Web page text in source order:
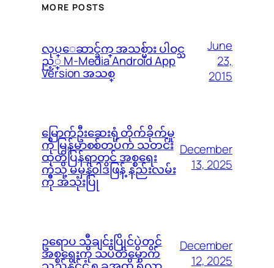
MORE POSTS
လုပ္ေဆာင္ခ်က္ အသစ္မ်ား ပါဝင္သ
ည့္ M-Media Android App
Version အသစ္
June
23,
2015
မြောက်ဦးဆေးရုံ တိုက်ခိုက်မှု
ကို မြန်မာစစ်တပ်က သတင်း
ထုတ်ပြန်ရာတွင် အစ္စရေး
ကဲ့သို့ မမှန်၀ါဒဖြန့် နည်းလမ်း
ကို အသုံးပြု
December
13, 2025
ဥရောပ သီချင်းပြိုင်ပွဲတွင်
အစ္စရေးကို သပိတ်မှောက်
December
12, 2025